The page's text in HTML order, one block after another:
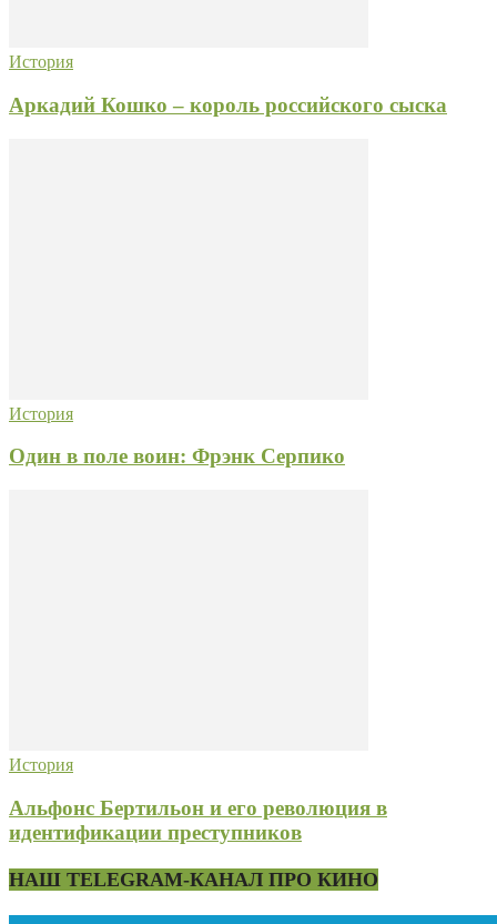
История
Аркадий Кошко – король российского сыска
История
Один в поле воин: Фрэнк Серпико
История
Альфонс Бертильон и его революция в
идентификации преступников
НАШ TELEGRAM-КАНАЛ ПРО КИНО